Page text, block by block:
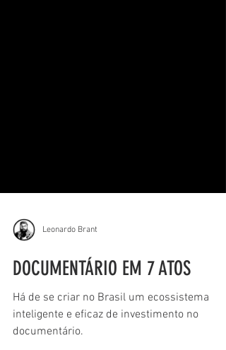
Leonardo Brant
DOCUMENTÁRIO EM 7 ATOS
Há de se criar no Brasil um ecossistema